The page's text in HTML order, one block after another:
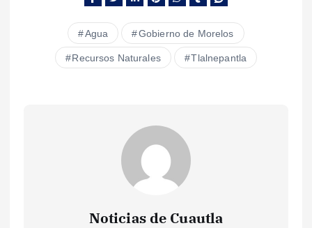
Agua Gobierno de Morelos
Recursos Naturales Tlalnepantla
Noticias de Cuautla